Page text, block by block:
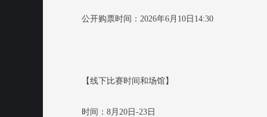
公开购票时间：2026年6月10日14:30
【线下比赛时间和场馆】
时间：8月20日-23日